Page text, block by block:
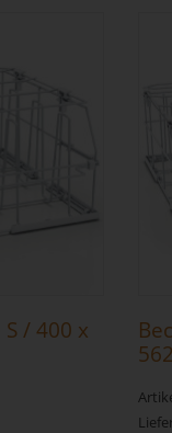
/ 400 x